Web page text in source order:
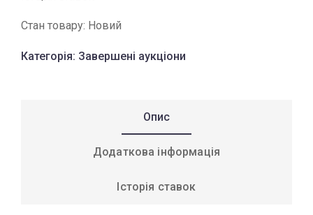
Стан товару: Новий
Категорія: Завершені аукціони
Опис
Додаткова інформація
Історія ставок